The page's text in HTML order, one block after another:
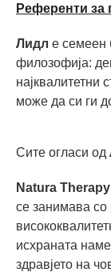
Референти
Лидл е семеен
филозофија:
најквалитетни
може да си ги
Сите огласи од
Natura Therapy
се занимава со
исхраната
здравјето на